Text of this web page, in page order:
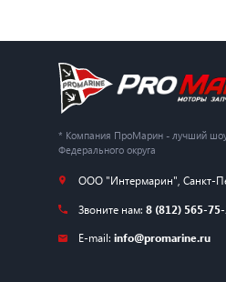
* Компания ПроМарин - лучший
Федерального округа
ООО "Интермарин" Санкт-
Звоните нам: 8 (812) 565-
E-mail: info@promarine.ru